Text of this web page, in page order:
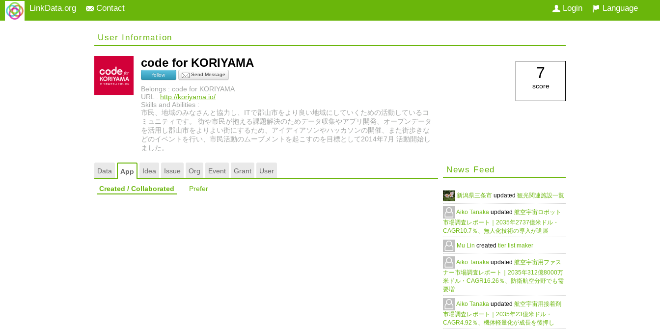
LinkData.org Contact Language
Login
User Information
code for KORIYAMA
follow Send Message
Belongs : code for KORIYAMA
URL : http://koriyama.io/
Skills and Abilities :
市民、地域のみなさんと協力し、ITで郡山市をより良い地域にしていくための活動しているコ
ミュニティです。 街や市民が抱える課題解決のためデータ収集やアプリ開発、オープンデータ
を活用し郡山市をよりよい街にするため、アイディアソンやハッカソンの開催、また街歩きな
どのイベントを行い、市民活動のムーブメントを起こすのを目標として2014年7月 活動開始し
ました。
7
score
Data App Idea Issue Org Event Grant User
Created / Collaborated Prefer
News Feed
新潟県三条市 updated 観光関連施設一覧
Aiko Tanaka updated 航空宇宙ロボット
市場調査レポート｜2035年2737億米ドル・
CAGR10.7％、無人化技術の導入が進展
Mu Lin created tier list maker
Aiko Tanaka updated 航空宇宙用ファス
ナー市場調査レポート｜2035年312億8000万
米ドル・CAGR16.26％、防衛航空分野でも需
要増
Aiko Tanaka updated 航空宇宙用接着剤
市場調査レポート｜2035年23億米ドル・
CAGR4.92％、機体軽量化が成長を後押し